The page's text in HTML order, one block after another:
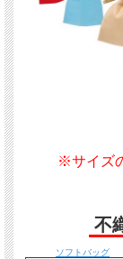
※サイズ
不
ソフトバッグ